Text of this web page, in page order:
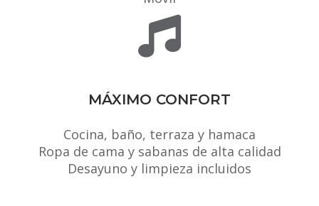
MÁXIMO CONFORT
Cocina, baño, terraza y hamaca
Ropa de cama y sabanas de alta calidad
Desayuno y limpieza incluidos